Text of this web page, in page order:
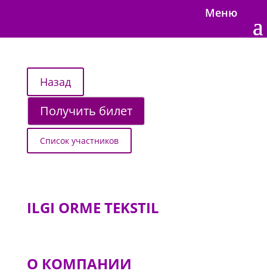
Меню
Получить билет
Список участников
ILGI ORME TEKSTIL
О КОМПАНИИ